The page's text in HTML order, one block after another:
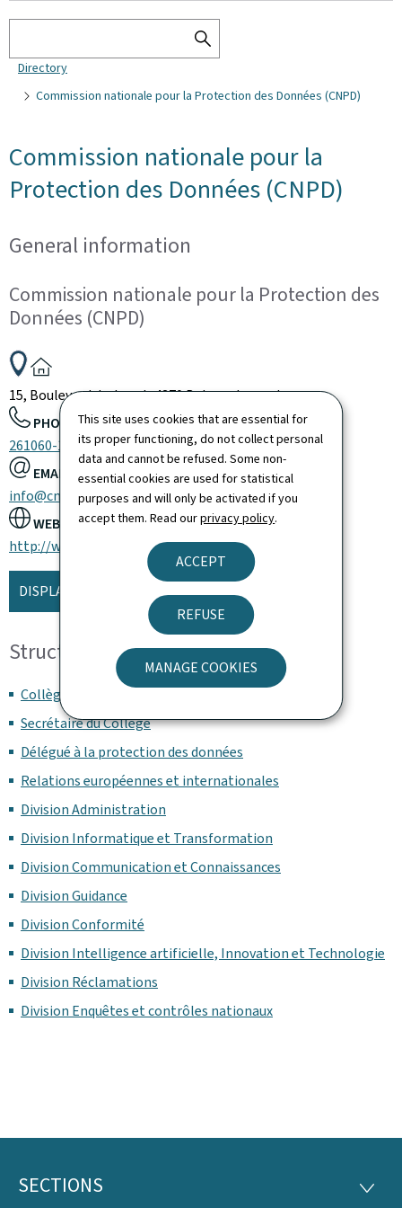
This site uses cookies that are essential for
its proper functioning, do not collect personal
data and cannot be refused. Some non-
essential cookies are used for statistical
purposes and will only be activated if you
accept them. Read ourprivacy policy.
ACCEPT
REFUSE
MANAGE COOKIES
SEARCH
DIRECTORY
Directory
Commission nationale pour la Protection des Données (CNPD)
Commission nationale pour la
Protection des Données (CNPD)
General information
Commission nationale pour la Protection des
Données (CNPD)
15, Boulevard du JazzL-4370BelvauxLuxembourg
PHONE:
261060-1
EMAIL:
info@cnpd.lu
WEBSITE:
http://www.cnpd.lu
DISPLAY THE MAP
Structure and organisation
Collège
Secrétaire du Collège
Délégué à la protection des données
Relations européennes et internationales
Division Administration
Division Informatique et Transformation
Division Communication et Connaissances
Division Guidance
Division Conformité
Division Intelligence artificielle, Innovation et Technologie
Division Réclamations
Division Enquêtes et contrôles nationaux
Footer
SECTIONS